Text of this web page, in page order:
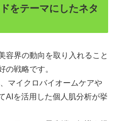
をテーマにしたネタ
容界の動向を取り入れること
の戦略です。
マイクロバイオームケアや
AIを活用した個人肌分析が挙